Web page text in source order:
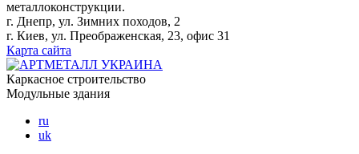
металлоконструкции.
г. Днепр, ул. Зимних походов, 2
г. Киев, ул. Преображенская, 23, офис 31
Карта сайта
Каркасное строительство
Модульные здания
ru
uk